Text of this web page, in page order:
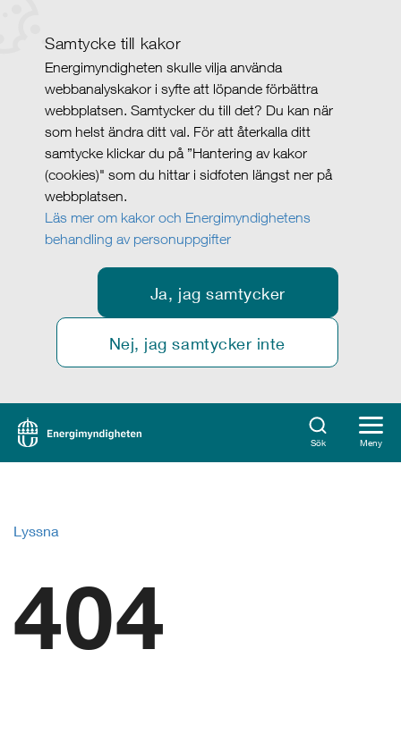
Samtycke till kakor
Energimyndigheten skulle vilja använda
webbanalyskakor i syfte att löpande förbättra
webbplatsen. Samtycker du till det? Du kan när
som helst ändra ditt val. För att återkalla ditt
samtycke klickar du på ”Hantering av kakor
(cookies)" som du hittar i sidfoten längst ner på
webbplatsen.
Läs mer om kakor och Energimyndighetens
behandling av personuppgifter
Ja, jag samtycker
Nej, jag samtycker inte
Sök Meny
Lyssna
404